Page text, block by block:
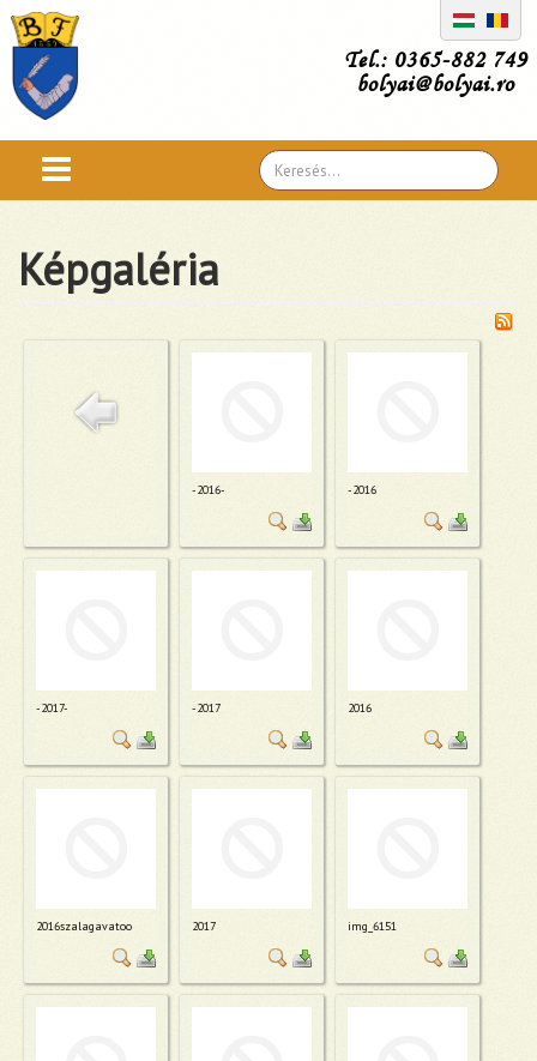
Tel.: 0365-882 749
bolyai@bolyai.ro
Search
...
Képgaléria
-2016- -2016
-2017- -2017 2016
2016szalagavatoo 2017 img_6151